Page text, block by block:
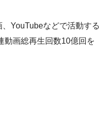
YouTubeなどで活動する
動画総再生回数10億回を